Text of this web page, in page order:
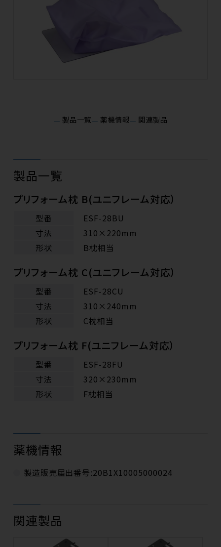
製品一覧 薬機情報 関連製品
製品一覧
プリフォーム枕 B(ユニフレーム対応）
型番
ESF-28BU
寸法
310×220mm
形状
B枕相当
プリフォーム枕 C(ユニフレーム対応）
型番
ESF-28CU
寸法
310×240mm
形状
C枕相当
プリフォーム枕 F(ユニフレーム対応）
型番
ESF-28FU
寸法
320×230mm
形状
F枕相当
薬機情報
製造販売届出番号:20B1X10005000024
関連製品